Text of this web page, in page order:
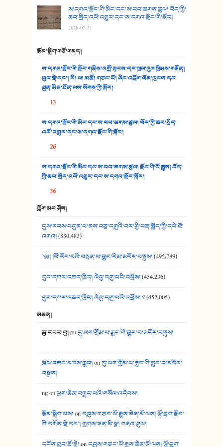
30. སི་ལིང་འབྲི་མོ། - ཕན་ཐོག
31. ཕ་ཡུལ་ཡར་ཀླུང་།
32. ཨ་མ།
33. འཛོམས་པའི་ལམ།
34. ཉི་མ་སེམས་ལ་ཞོག་དང་། - ཟླ་སྒྲོན།
36. ཟླ་གཞོན་སྙན་དབྱངས། - ཟླ་སྒྲོན།
38. ཡབ་ཡུམ། - ཟླ་སྒྲོན།
ས་དགའ་རྫོང་གི་མིང་དང་ས་བབ་ཆགས་ཚུལ། བོད་ཀྱི་
ཆབ་སྲིད་འཕོ་འགྱུར་དང་ས་དགའ་རྫོང་གི་སྐོར།
2026-07-31
རྩོམ་སྒྲིག་གཙོ་གནད།
ས་དགའ་རྫོང་གི་རྫོང་གཞིས་འགྲོ་སྟངས་དང་ཁྲལ་འུལ་ཁྲིམས་གནོན།
ཡུལ་སྡེ་དང་། རི། ལ། མཚོ། གཙང་པོ། ཞིང་འབྲོག་ཐོན་ཁུངས་དང་
ཐུན་མིན་ཐོན་ལས་སོགས་ཀྱི་སྐོར།
13
ས་དགའ་རྫོང་གི་མིང་དང་ས་བབ་ཆགས་ཚུལ། བོད་ཀྱི་ཆབ་སྲིད་
འཕོ་འགྱུར་དང་ས་དགའ་རྫོང་གི་སྐོར།
26
ས་དགའ་རྫོང་གི་མིང་དང་ས་བབ་ཆགས་ཚུལ། རྫོང་གི་ལོ་རྒྱུས། བོད་
ཀྱི་ཆབ་སྲིད་འཕོ་འགྱུར་དང་ས་དགའ་རྫོང་སྐོར།
36
ཀློག་མང་ཤོས།
དུས་རབས་བདུན་པ་ནས་བཅུ་དགུའི་བར་གྱི་བརྡ་སྤྲོད་ཀྱི་དཔེ་ཐོ་
འགའ།(830,483)
༄༅། །བོ་དོང་པའི་བསྟན་པ་བྱུང་རིམ་མདོར་བསྡུས།(495,789)
དུང་དཀར་འཆད་ཁྲིད། ལེའུ་དགུ་པའི་འཕྲོས།(454,236)
དུང་དཀར་འཆད་ཁྲིད། ལེའུ་དགུ་པའི་འཕྲོས། ༢(452,005)
མཆན།
ཆུ་དབར་བུ།onརུ་ལག་གྲོམ་པ་རྒྱང་གི་བྱུང་བ་མདོར་བསྡུས།
སྐལ་བཟང་མཁས་གྲུབ།onརུ་ལག་གྲོམ་པ་རྒྱང་གི་བྱུང་བ་མདོར་
བསྡུས།
ngonཕྱག་ཆེན་བརྒྱུད་པའི་གསོལ་འདེབས།
རྩོམ་སྒྲིག་པས།onདབུས་གཙང་ལོ་རྒྱུས་ཆེན་མོ་ལས། ལྷོ་བྲག་རྫོང་
གི་དགོན་སྡེ་དང་། གྲགས་ཅན་མི་སྣ། གནའ་ཤུལ།
དངོས་གྲུབ་རྡོ་རྗེ།onདབུས་གཙང་ལོ་རྒྱུས་ཆེན་མོ་ལས། ལྷོ་བྲག་